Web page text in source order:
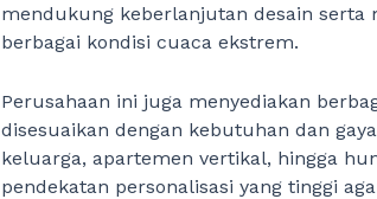
mendukung keberlanjutan desain serta
berbagai kondisi cuaca ekstrem.
Perusahaan ini juga menyediakan
disesuaikan dengan kebutuhan dan
keluarga, apartemen vertikal, hingga
pendekatan personalisasi yang tinggi